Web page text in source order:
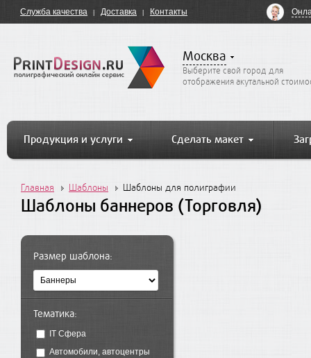
Служба качества Доставка Контакты
Москва
Выберите свой город для
отображения акутальной
Продукция и услуги Сделать макет
Главная Шаблоны Шаблоны для полиграфии
Шаблоны баннеров (Торговля)
Размер шаблона:
Тематика:
IT Сфера
Автомобили, автоцентры